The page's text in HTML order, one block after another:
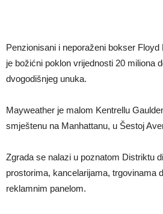
Penzionisani i neporaženi bokser
je božićni poklon vrijednosti 20 miliona
dvogodišnjeg unuka.
Mayweather je malom Kentrellu
smještenu na Manhattanu, u Šestoj
Zgrada se nalazi u poznatom Distriktu
prostorima, kancelarijama, trgovinama
reklamnim panelom.